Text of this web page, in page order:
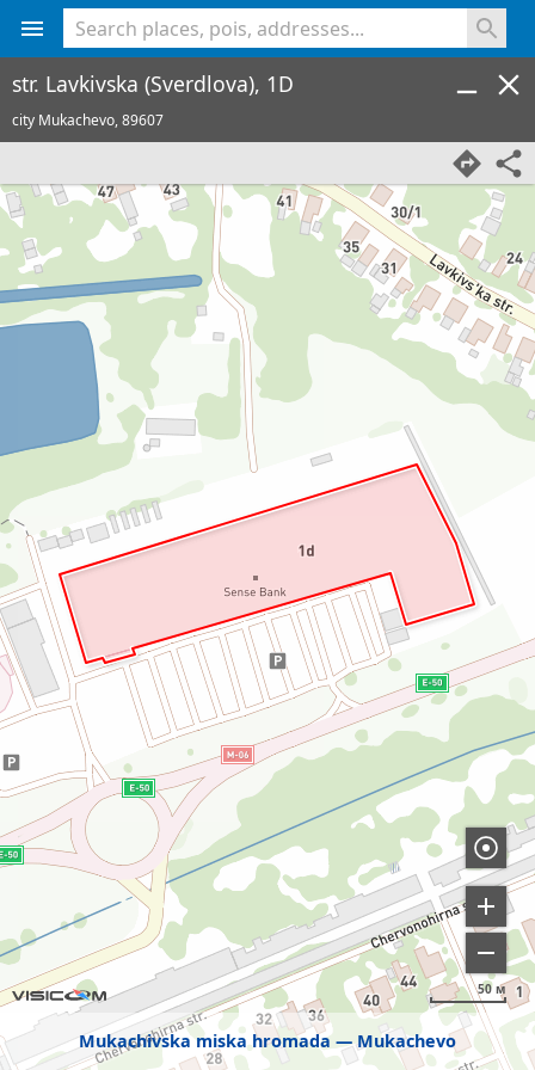
Mukachivska miska hromada Mukachevo
50 м
str. Lavkivska (Sverdlova), 1D
city Mukachevo,89607
<% console.log(hcard) %>